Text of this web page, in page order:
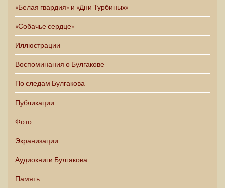
«Белая гвардия» и «Дни Турбиных»
«Собачье сердце»
Иллюстрации
Воспоминания о Булгакове
По следам Булгакова
Публикации
Фото
Экранизации
Аудиокниги Булгакова
Память